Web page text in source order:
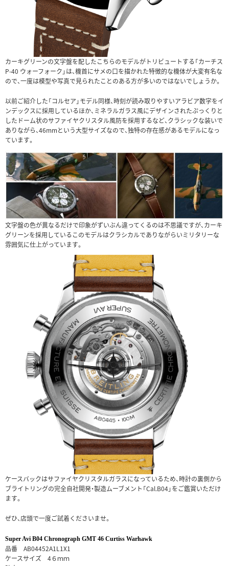
カーキグリーンの文字盤を配したこちらのモデルがトリビュートする「カーチス
P-40 ウォーフォーク」は、機首にサメの口を描かれた特徴的な機体が大変有名な
ので、一度は模型や写真で見られたことのある方が多いのではないでしょうか。
以前ご紹介した「コルセア」モデル同様、時刻が読み取りやすいアラビア数字をイ
ンデックスに採用しているほか、ミネラルガラス風にデザインされたぷっくりと
したドーム状のサファイヤクリスタル風防を採用するなど、クラシックな装いで
ありながら、46mmという大型サイズなので、独特の存在感があるモデルになっ
ています。
文字盤の色が異なるだけで印象がずいぶん違ってくるのは不思議ですが、カーキ
グリーンを採用しているこのモデルはクラシカルでありながらいミリタリーな
雰囲気に仕上がっています。
ケースバックはサファイヤクリスタルガラスになっているため、時計の裏側から
ブライトリングの完全自社開発・製造ムーブメント「Cal.B04」をご鑑賞いただけ
ます。
ぜひ、店頭で一度ご試着くださいませ。
Super Avi B04 Chronograph GMT 46 Curtiss Warhawk
品番 AB04452A1L1X1
ケースサイズ 4６ｍｍ